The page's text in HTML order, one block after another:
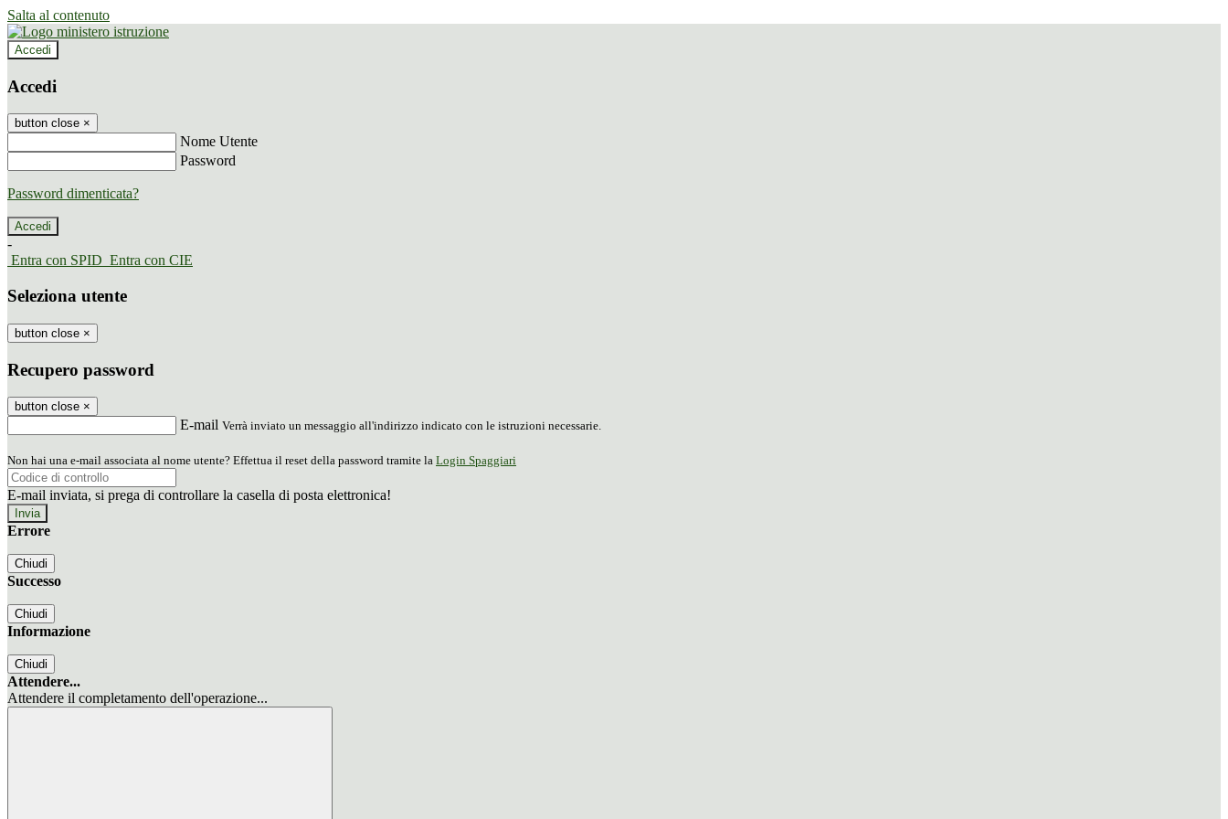
Salta al contenuto
Accedi
Accedi
button close ×
Nome Utente
Password
Password dimenticata?
-
Entra con SPID Entra con CIE
Seleziona utente
button close ×
Recupero password
button close ×
E-mail Verrà inviato un messaggio all'indirizzo indicato con le istruzioni necessarie.
Non hai una e-mail associata al nome utente? Effettua il reset della password tramite la Login Spaggiari
E-mail inviata, si prega di controllare la casella di posta elettronica!
Errore
Chiudi
Successo
Chiudi
Informazione
Chiudi
Attendere...
Attendere il completamento dell'operazione...